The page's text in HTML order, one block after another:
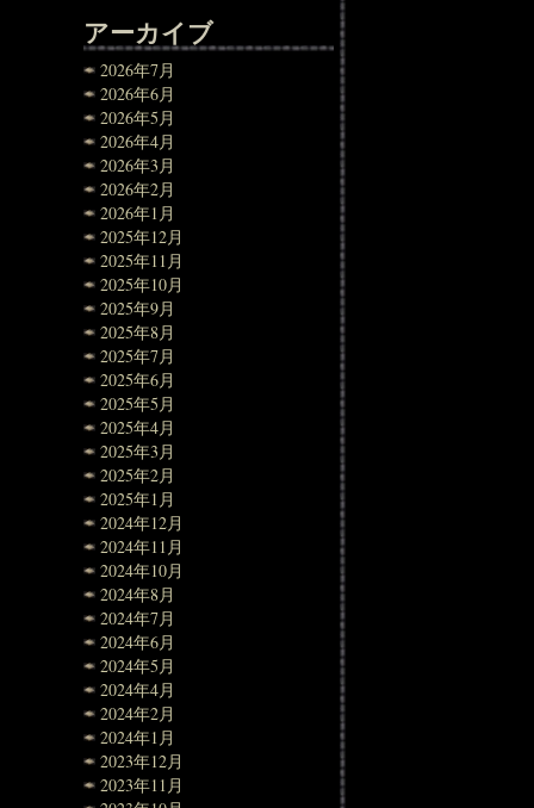
アーカイブ
2026年7月
2026年6月
2026年5月
2026年4月
2026年3月
2026年2月
2026年1月
2025年12月
2025年11月
2025年10月
2025年9月
2025年8月
2025年7月
2025年6月
2025年5月
2025年4月
2025年3月
2025年2月
2025年1月
2024年12月
2024年11月
2024年10月
2024年8月
2024年7月
2024年6月
2024年5月
2024年4月
2024年2月
2024年1月
2023年12月
2023年11月